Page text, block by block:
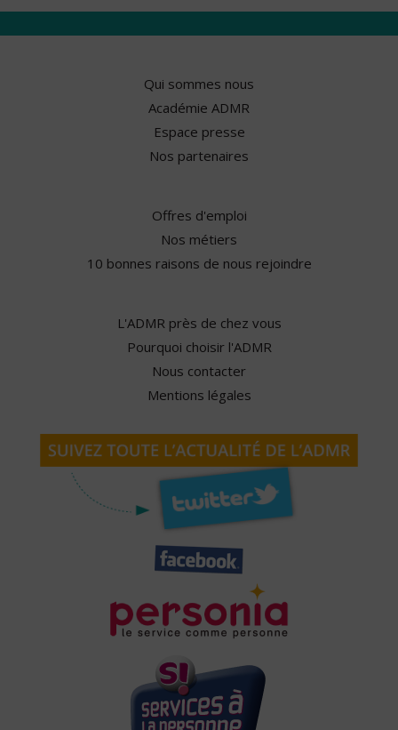
Qui sommes nous
Académie ADMR
Espace presse
Nos partenaires
Offres d'emploi
Nos métiers
10 bonnes raisons de nous rejoindre
L'ADMR près de chez vous
Pourquoi choisir l'ADMR
Nous contacter
Mentions légales